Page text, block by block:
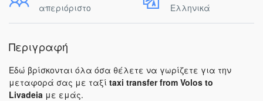
απεριόριστο
Ελληνικά
Περιγραφή
Εδώ βρίσκονται όλα όσα θέλετε να γωρίζετε για την
μεταφορά σας με ταξί taxi transfer from Volos to
Livadeia με εμάς.